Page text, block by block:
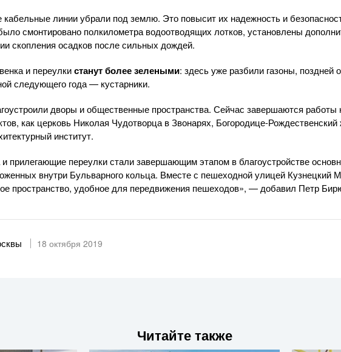
линии убрали под землю. Это повысит их надежность и
смонтировано полкилометра водоотводящих лотков, установлены
скопления осадков после сильных дождей.
и переулкистанут более зелеными: здесь уже разбили газоны, поздней
следующего года — кустарники.
дворы и общественные пространства. Сейчас завершаются работы
как церковь Николая Чудотворца в Звонарях, Богородице-
институт.
и прилегающие переулки стали завершающим этапом в благоустройстве
внутри Бульварного кольца. Вместе с пешеходной улицей Кузнецкий
пространство, удобное для передвижения пешеходов», — добавил Петр
18 октября 2019
Читайте также